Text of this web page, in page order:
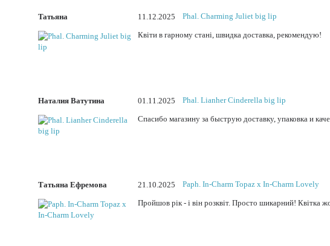
Taтьяна 11.12.2025 Phal. Charming Juliet big lip
Квіти в гарному стані, швидка доставка, рекомендую!
Наталия Ватутина 01.11.2025 Phal. Lianher Cinderella big lip
Спасибо магазину за быструю доставку, упаковка и
Татьяна Ефремова 21.10.2025 Paph. In-Charm Topaz x In-Charm Lovely
Пройшов рік - і він розквіт. Просто шикарний! Квітка